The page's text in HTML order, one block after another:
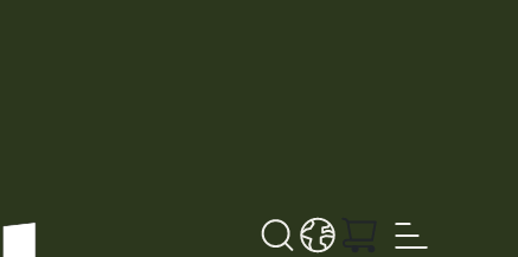
Search button
LANGUAGE - NL